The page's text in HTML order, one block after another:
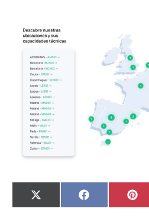
X
(Twitter)
Facebook